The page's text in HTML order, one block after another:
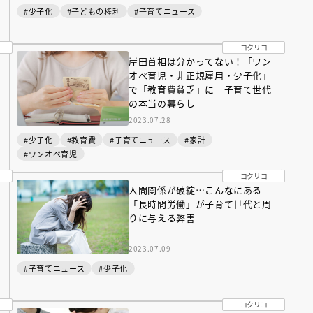
#少子化 #子どもの権利 #子育てニュース
コクリコ
岸田首相は分かってない！「ワン
オペ育児・非正規雇用・少子化」
で「教育費貧乏」に 子育て世代
の本当の暮らし
2023.07.28
#少子化 #教育費 #子育てニュース
#家計
#ワンオペ育児
コクリコ
人間関係が破綻…こんなにある
「長時間労働」が子育て世代と周
りに与える弊害
2023.07.09
#子育てニュース #少子化
コクリコ
さのあつこ）特設サ
月30日発売決定！
フリースクールという選択
2026.03.31